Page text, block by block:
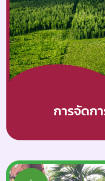
การจัดก